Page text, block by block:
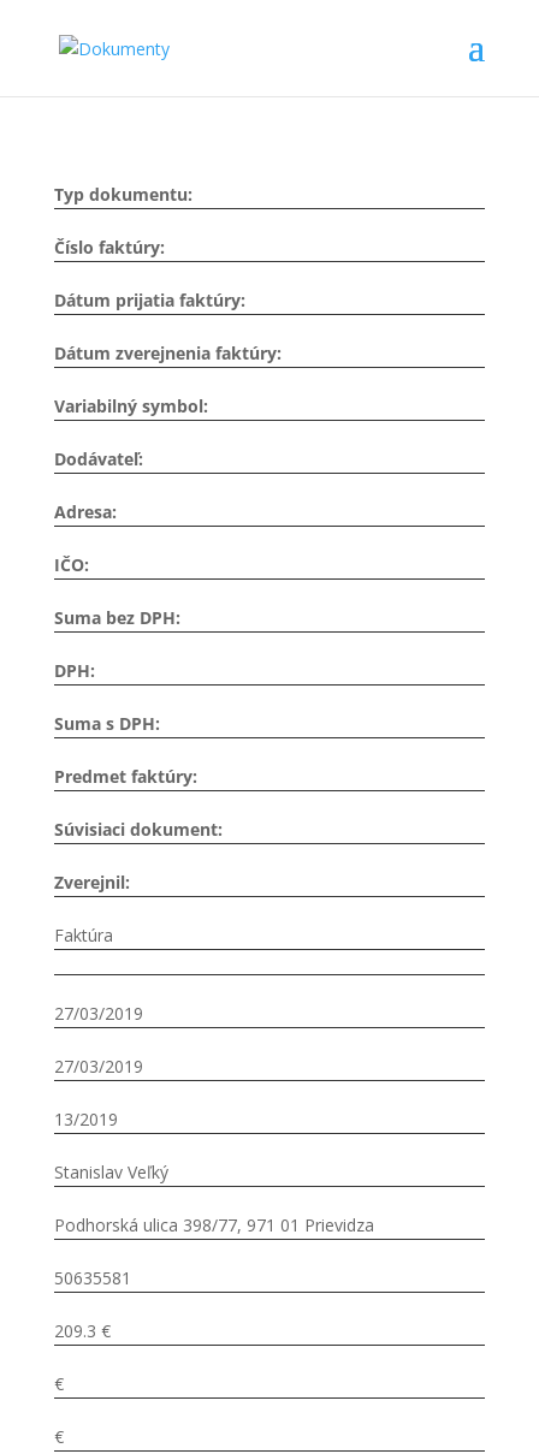
Typ dokumentu:
Číslo faktúry:
Dátum prijatia faktúry:
Dátum zverejnenia faktúry:
Variabilný symbol:
Dodávateľ:
Adresa:
IČO:
Suma bez DPH:
DPH:
Suma s DPH:
Predmet faktúry:
Súvisiaci dokument:
Zverejnil:
Faktúra
27/03/2019
27/03/2019
13/2019
Stanislav Veľký
Podhorská ulica 398/77, 971 01 Prievidza
50635581
209.3 €
€
€